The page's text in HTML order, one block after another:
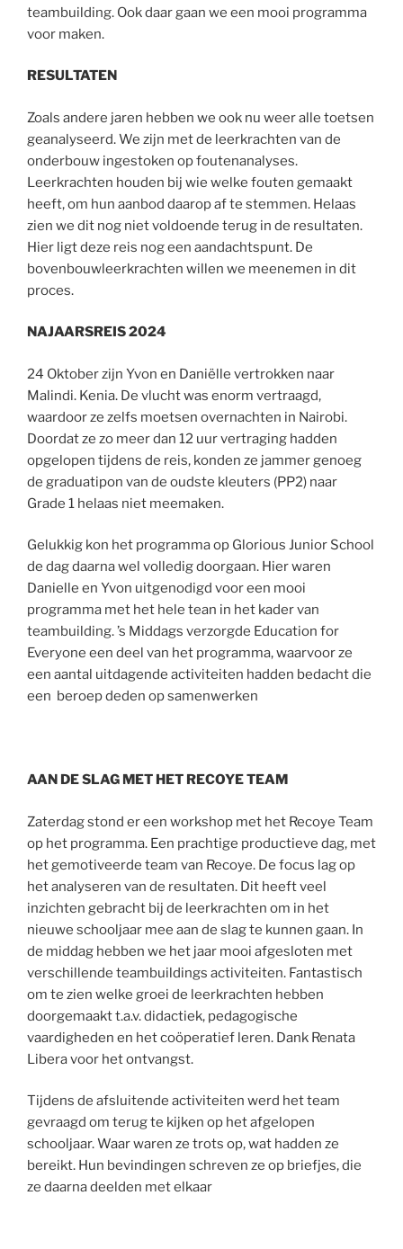
teambuilding. Ook daar gaan we een mooi programma
voor maken.
RESULTATEN
Zoals andere jaren hebben we ook nu weer alle toetsen
geanalyseerd. We zijn met de leerkrachten van de
onderbouw ingestoken op foutenanalyses.
Leerkrachten houden bij wie welke fouten gemaakt
heeft, om hun aanbod daarop af te stemmen. Helaas
zien we dit nog niet voldoende terug in de resultaten.
Hier ligt deze reis nog een aandachtspunt. De
bovenbouwleerkrachten willen we meenemen in dit
proces.
NAJAARSREIS 2024
24 Oktober zijn Yvon en Daniëlle vertrokken naar
Malindi. Kenia. De vlucht was enorm vertraagd,
waardoor ze zelfs moetsen overnachten in Nairobi.
Doordat ze zo meer dan 12 uur vertraging hadden
opgelopen tijdens de reis, konden ze jammer genoeg
de graduatipon van de oudste kleuters (PP2) naar
Grade 1 helaas niet meemaken.
Gelukkig kon het programma op Glorious Junior School
de dag daarna wel volledig doorgaan. Hier waren
Danielle en Yvon uitgenodigd voor een mooi
programma met het hele tean in het kader van
teambuilding. ’s Middags verzorgde Education for
Everyone een deel van het programma, waarvoor ze
een aantal uitdagende activiteiten hadden bedacht die
een beroep deden op samenwerken
AAN DE SLAG MET HET RECOYE TEAM
Zaterdag stond er een workshop met het Recoye Team
op het programma. Een prachtige productieve dag, met
het gemotiveerde team van Recoye. De focus lag op
het analyseren van de resultaten. Dit heeft veel
inzichten gebracht bij de leerkrachten om in het
nieuwe schooljaar mee aan de slag te kunnen gaan. In
de middag hebben we het jaar mooi afgesloten met
verschillende teambuildings activiteiten. Fantastisch
om te zien welke groei de leerkrachten hebben
doorgemaakt t.a.v. didactiek, pedagogische
vaardigheden en het coöperatief leren. Dank Renata
Libera voor het ontvangst.
Tijdens de afsluitende activiteiten werd het team
gevraagd om terug te kijken op het afgelopen
schooljaar. Waar waren ze trots op, wat hadden ze
bereikt. Hun bevindingen schreven ze op briefjes, die
ze daarna deelden met elkaar